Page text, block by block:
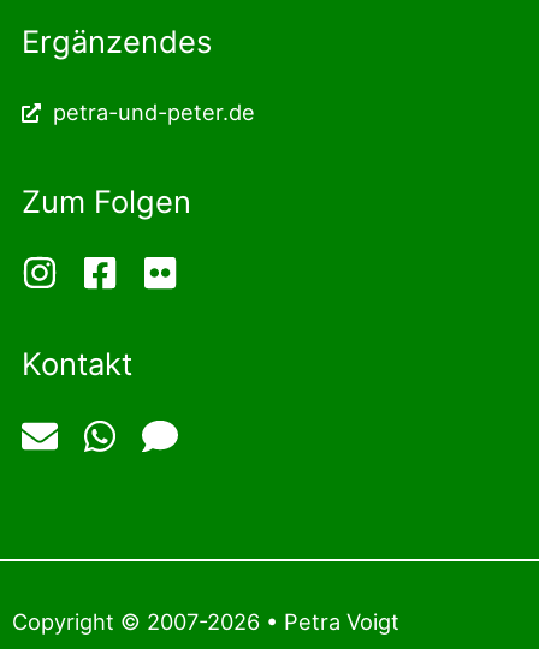
Ergänzendes
petra-und-peter.de
Zum Folgen
Kontakt
Copyright © 2007-2026 • Petra Voigt